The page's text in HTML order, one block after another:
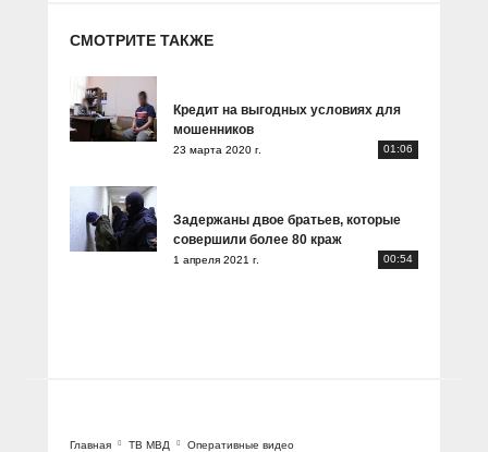
СМОТРИТЕ ТАКЖЕ
Кредит на выгодных условиях для
мошенников
23 марта 2020 г. 01:06
Задержаны двое братьев, которые
совершили более 80 краж
1 апреля 2021 г. 00:54
Главная ТВ МВД Оперативные видео